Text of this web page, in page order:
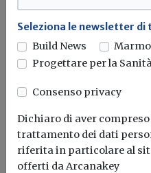
Seleziona le newsletter di
Build News
Progettare per la
Consenso privacy
Dichiaro di aver
trattamento dei dati
riferita in particolare al
offerti da Arcanakey